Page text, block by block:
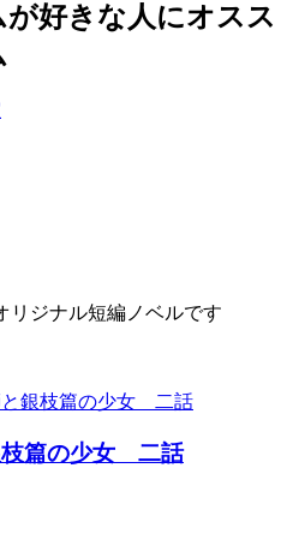
好きな人にオスス
リジナル短編ノベルです
枝篇の少女 二話